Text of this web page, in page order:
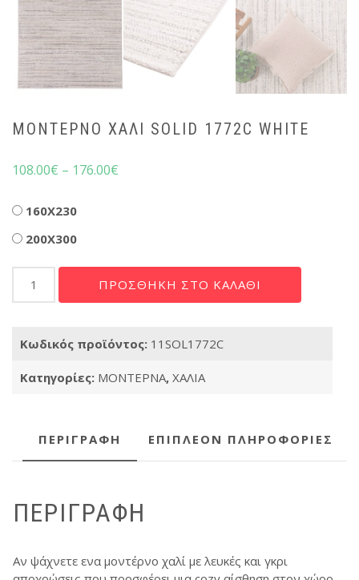
ΜΟΝΤΈΡΝΟ ΧΑΛΊ SOLID 1772C WHITE
108.00€ – 176.00€
160X230
200X300
Χαλί
WHITE
ΠΡΟΣΘΉΚΗ ΣΤΟ ΚΑΛΆΘΙ
Κωδικός προϊόντος: 11SOL1772C
Κατηγορίες: ΜΟΝΤΕΡΝΑ, ΧΑΛΙΑ
ΠΕΡΙΓΡΑΦΉ ΕΠΙΠΛΈΟΝ ΠΛΗΡΟΦΟΡΊΕΣ
ΠΕΡΙΓΡΑΦΉ
Αν ψάχνετε ενα μοντέρνο χαλί με λευκές και γκρι